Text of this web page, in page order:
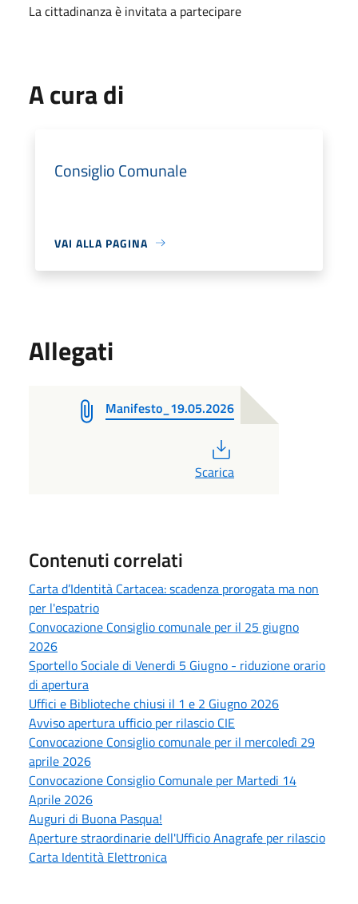
La cittadinanza è invitata a partecipare
A cura di
Consiglio Comunale
VAI ALLA PAGINA
Allegati
Manifesto_19.05.2026
Scarica
Contenuti correlati
Carta d’Identità Cartacea: scadenza prorogata ma non
per l'espatrio
Convocazione Consiglio comunale per il 25 giugno
2026
Sportello Sociale di Venerdi 5 Giugno - riduzione orario
di apertura
Uffici e Biblioteche chiusi il 1 e 2 Giugno 2026
Avviso apertura ufficio per rilascio CIE
Convocazione Consiglio comunale per il mercoledì 29
aprile 2026
Convocazione Consiglio Comunale per Martedi 14
Aprile 2026
Auguri di Buona Pasqua!
Aperture straordinarie dell'Ufficio Anagrafe per rilascio
Carta Identità Elettronica